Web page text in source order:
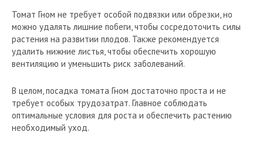
Томат Гном не требует особой подвязки или обрезки, но
можно удалять лишние побеги, чтобы сосредоточить силы
растения на развитии плодов. Также рекомендуется
удалить нижние листья, чтобы обеспечить хорошую
вентиляцию и уменьшить риск заболеваний.
В целом, посадка томата Гном достаточно проста и не
требует особых трудозатрат. Главное соблюдать
оптимальные условия для роста и обеспечить растению
необходимый уход.